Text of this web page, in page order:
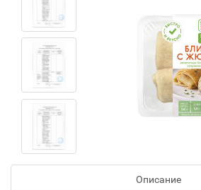
Описание